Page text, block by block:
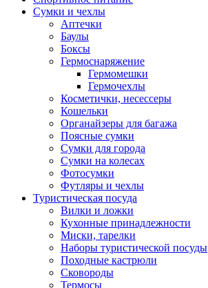
Сумки и чехлы
Аптечки
Баулы
Боксы
Гермоснаряжение
Гермомешки
Гермочехлы
Косметички, несессеры
Кошельки
Органайзеры для багажа
Поясные сумки
Сумки для города
Сумки на колесах
Фотосумки
Футляры и чехлы
Туристическая посуда
Вилки и ложки
Кухонные принадлежности
Миски, тарелки
Наборы туристической посуды
Походные кастрюли
Сковороды
Термосы